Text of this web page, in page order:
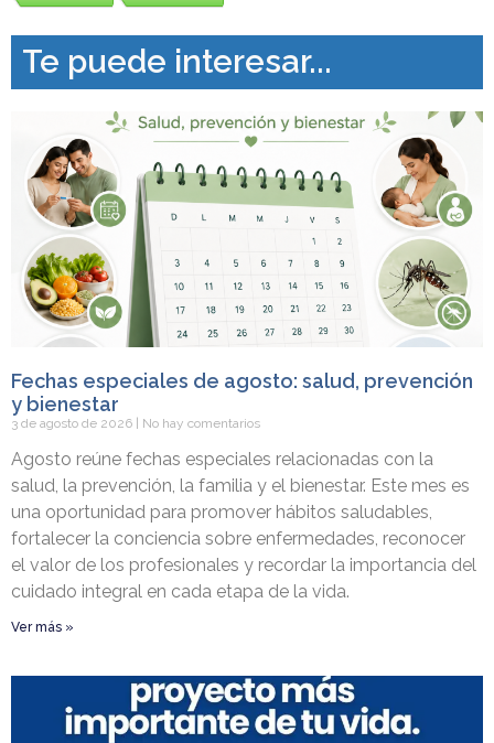
Te puede interesar...
Fechas especiales de agosto: salud, prevención
y bienestar
3 de agosto de 2026 No hay comentarios
Agosto reúne fechas especiales relacionadas con la
salud, la prevención, la familia y el bienestar. Este mes es
una oportunidad para promover hábitos saludables,
fortalecer la conciencia sobre enfermedades, reconocer
el valor de los profesionales y recordar la importancia del
cuidado integral en cada etapa de la vida.
Ver más »